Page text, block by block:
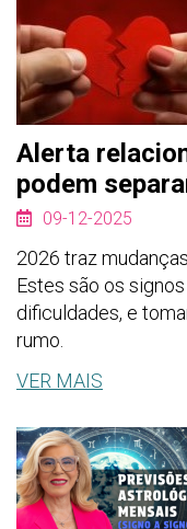
Alerta
podem
09-12-2025
2026 traz
Estes são os
dificuldades, e
rumo.
VER MAIS